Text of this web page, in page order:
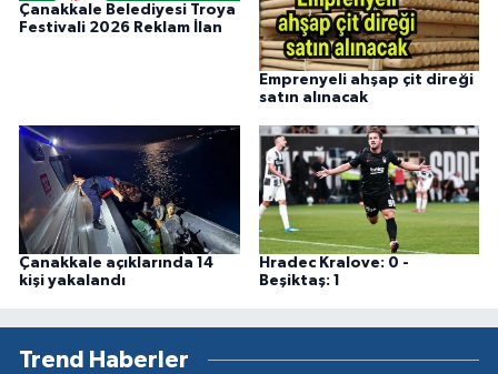
Çanakkale Belediyesi Troya
Festivali 2026 Reklam İlan
Emprenyeli ahşap çit direği
satın alınacak
Çanakkale açıklarında 14
kişi yakalandı
Hradec Kralove: 0 -
Beşiktaş: 1
Trend Haberler